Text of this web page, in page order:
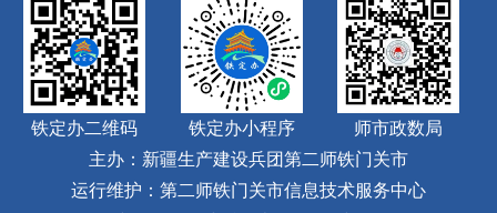
铁定办二维码 铁定办小程序
师市政数局
主办：新疆生产建设兵团第二师铁门关市
运行维护：第二师铁门关市信息技术服务中心